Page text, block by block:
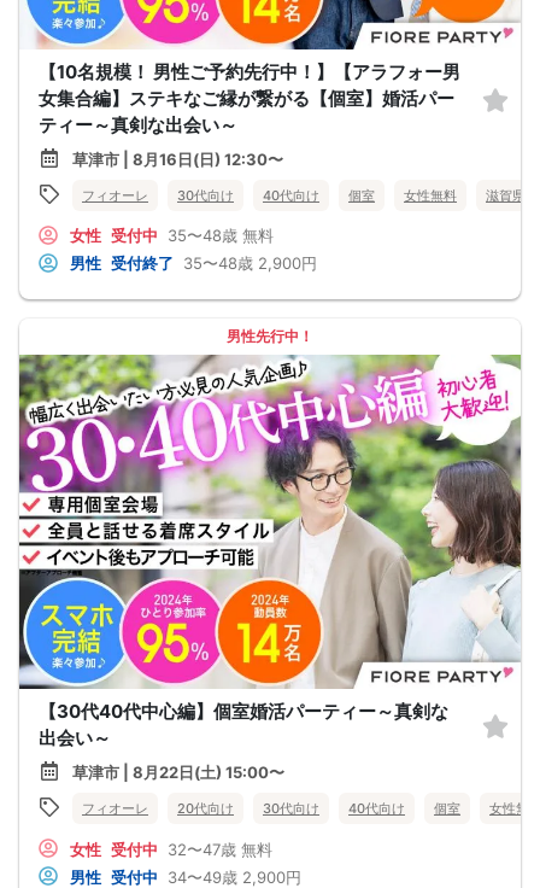
【10名規模！ 男性ご予約先行中！】【アラフォー男
女集合編】ステキなご縁が繋がる【個室】婚活パー
ティー～真剣な出会い～
草津市 | 8月16日(日) 12:30〜
フィオーレ 30代向け 40代向け 個室 女性無料 滋賀県
女性 受付中 35〜48歳 無料
男性 受付終了 35〜48歳 2,900円
男性先行中！
【30代40代中心編】個室婚活パーティー～真剣な
出会い～
草津市 | 8月22日(土) 15:00〜
フィオーレ 20代向け 30代向け 40代向け 個室 女性無
女性 受付中 32〜47歳 無料
男性 受付中 34〜49歳 2,900円